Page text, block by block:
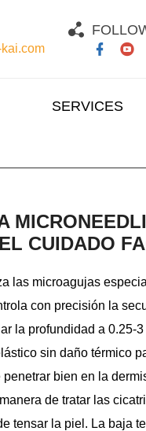
SERVICES
CUIDADO
las microagujas
con precisión la
la profundidad a 0.25-
sin daño térmico
bien en la
de tratar las
tensar la piel. La baja